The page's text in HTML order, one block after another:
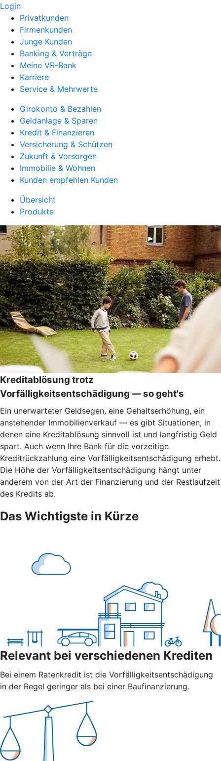
Login
Privatkunden
Firmenkunden
Junge Kunden
Banking & Verträge
Meine VR-Bank
Karriere
Service & Mehrwerte
Girokonto & Bezahlen
Geldanlage & Sparen
Kredit & Finanzieren
Versicherung & Schützen
Zukunft & Vorsorgen
Immobilie & Wohnen
Kunden empfehlen Kunden
Übersicht
Produkte
Kreditablösung trotz
Vorfälligkeitsentschädigung — so geht's
Ein unerwarteter Geldsegen, eine Gehaltserhöhung, ein
anstehender Immobilienverkauf — es gibt Situationen, in
denen eine Kreditablösung sinnvoll ist und langfristig Geld
spart. Auch wenn Ihre Bank für die vorzeitige
Kreditrückzahlung eine Vorfälligkeitsentschädigung erhebt.
Die Höhe der Vorfälligkeitsentschädigung hängt unter
anderem von der Art der Finanzierung und der Restlaufzeit
des Kredits ab.
Das Wichtigste in Kürze
Relevant bei verschiedenen Krediten
Bei einem Ratenkredit ist die Vorfälligkeitsentschädigung
in der Regel geringer als bei einer Baufinanzierung.